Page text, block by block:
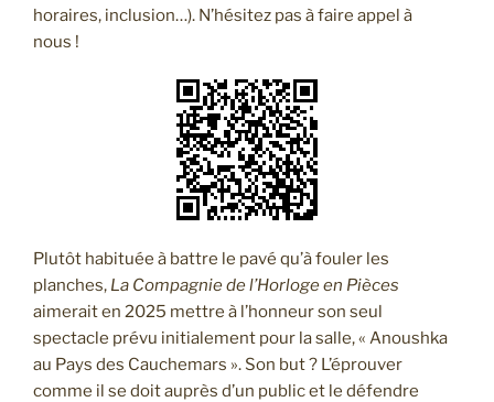
horaires, inclusion…). N’hésitez pas à faire appel à
nous !
Plutôt habituée à battre le pavé qu’à fouler les
planches, La Compagnie de l’Horloge en Pièces
aimerait en 2025 mettre à l’honneur son seul
spectacle prévu initialement pour la salle, « Anoushka
au Pays des Cauchemars ». Son but ? L’éprouver
comme il se doit auprès d’un public et le défendre